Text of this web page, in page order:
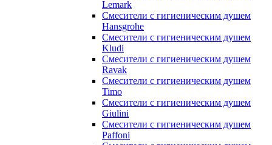
Lemark
Смесители с гигиеническим душем
Hansgrohe
Смесители с гигиеническим душем
Kludi
Смесители с гигиеническим душем
Ravak
Смесители с гигиеническим душем
Timo
Смесители с гигиеническим душем
Giulini
Смесители с гигиеническим душем
Paffoni